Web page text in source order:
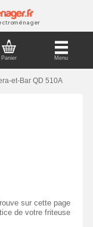
Panier Menu
et-Bar QD 510A
sur cette page
de votre friteuse